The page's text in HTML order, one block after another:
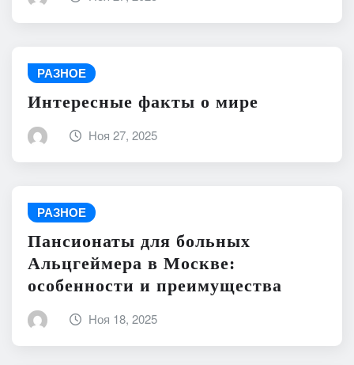
РАЗНОЕ
Интересные факты о мире
Ноя 27, 2025
РАЗНОЕ
Пансионаты для больных
Альцгеймера в Москве:
особенности и преимущества
Ноя 18, 2025